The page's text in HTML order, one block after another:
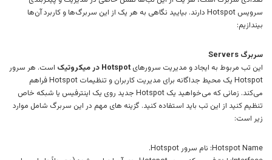
سرویس Hotspot دارند. بیایید نگاهی به هر یک از این سربرگ‌ها و کاربرد آن‌ها
بیندازیم:
سربرگ Servers
این تب مربوط به ایجاد و مدیریت سرورهای Hotspot در میکروتیک
است. هر سرور
Hotspot یک محیط جداگانه برای مدیریت کاربران و تنظیمات Hotspot فراهم
می‌کند. زمانی که می‌خواهید یک Hotspot جدید روی یک اینترفیس یا شبکه خاص
تنظیم کنید از این تب باید استفاده کنید. گزینه های مهم در این سربرگ شامل موارد
زیر است:
Hotspot Name: نام سرور Hotspot.